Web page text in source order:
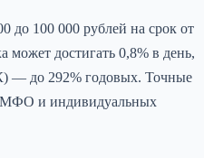
до 100 000 рублей на срок от
может достигать 0,8% в день,
— до 292% годовых. Точные
МФО и индивидуальных